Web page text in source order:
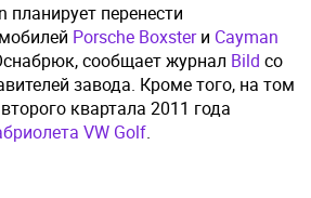
планирует перенести
Porsche Boxsterи Cayman
сообщает журнал Bild со
завода. Кроме того, на том
квартала 2011 года
VW Golf.